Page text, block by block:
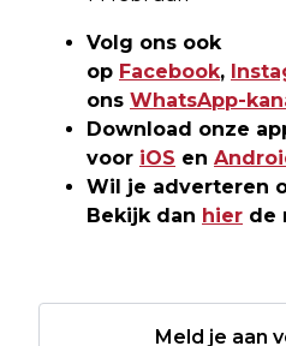
Volg ons ook
op Facebook,
ons WhatsApp-
Download onze
voor iOS en
Wil je adverteren
Bekijk dan hier de
Meld je aan